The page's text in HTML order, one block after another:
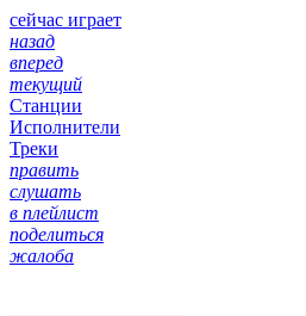
сейчас играет
назад
вперед
текущий
Станции
Исполнители
Треки
править
слушать
в плейлист
поделиться
жалоба